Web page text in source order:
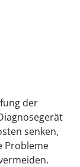
der
senken,
Probleme